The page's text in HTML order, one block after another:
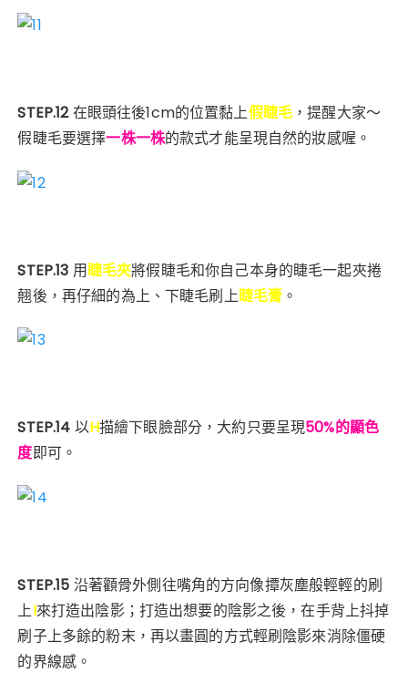
STEP.12在眼頭往後1cm的位置黏上假睫毛 ，提醒大家～
假睫毛要選擇一株一株的款式才能呈現自然的妝感喔。
STEP.13 用睫毛夾將假睫毛和你自己本身的睫毛一起夾捲
翹後，再仔細的為上、下睫毛刷上睫毛膏 。
STEP.14 以H描繪下眼臉部分，大約只要呈現50%的顯色
度即可。
STEP.15 沿著顴骨外側往嘴角的方向像撢灰塵般輕輕的刷
上I來打造出陰影；打造出想要的陰影之後，在手背上抖掉
刷子上多餘的粉末，再以畫圓的方式輕刷陰影來消除僵硬
的界線感。